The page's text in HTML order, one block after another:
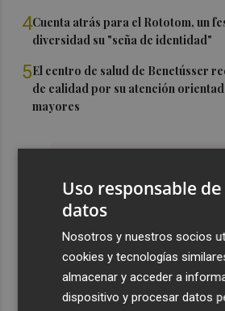
4Cuenta atrás para el Rototom, un
diversidad su "seña de identidad"
5El centro de salud de Benetússer
de calidad por su atención
mayores
Uso responsable de
datos
Nosotros y nuestros socios
cookies y tecnologías
almacenar y acceder a
dispositivo y procesar datos